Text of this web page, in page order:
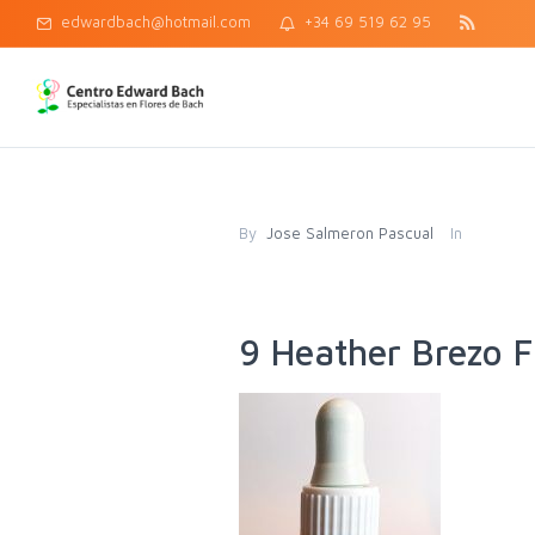
edwardbach@hotmail.com +34 69 519 62 95
By Jose Salmeron Pascual In
9 Heather Brezo